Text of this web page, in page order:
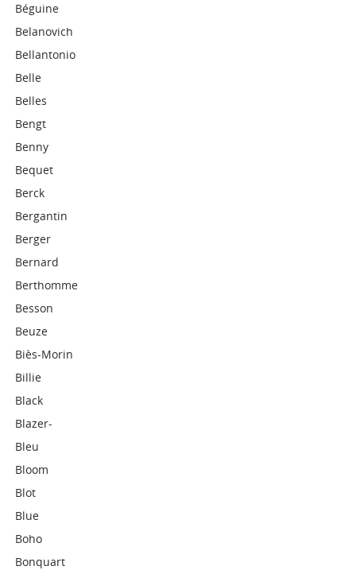
Béguine
Belanovich
Bellantonio
Belle
Belles
Bengt
Benny
Bequet
Berck
Bergantin
Berger
Bernard
Berthomme
Besson
Beuze
Biès-Morin
Billie
Black
Blazer-
Bleu
Bloom
Blot
Blue
Boho
Bonquart